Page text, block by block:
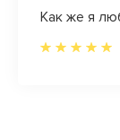
Как же я